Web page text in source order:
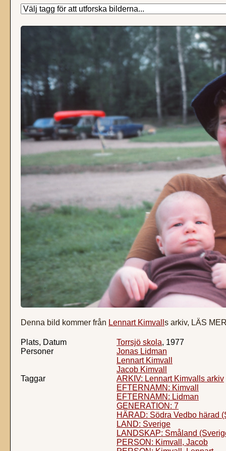
Denna bild kommer från Lennart Kimvall s arkiv, LÄS
Plats, Datum Torrsjö skola, 1977
Personer
Jonas Lidman
Lennart Kimvall
Jacob Kimvall
Taggar
ARKIV: Lennart Kimvalls arkiv
EFTERNAMN: Kimvall
EFTERNAMN: Lidman
GENERATION: 7
HÄRAD: Södra Vedbo härad
LAND: Sverige
LANDSKAP: Småland
PERSON: Kimvall, Jacob